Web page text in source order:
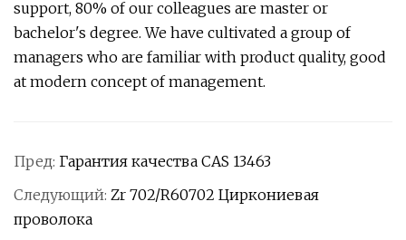
support, 80% of our colleagues are master or
bachelor's degree. We have cultivated a group of
managers who are familiar with product quality, good
at modern concept of management.
Пред: Гарантия качества CAS 13463
Следующий: Zr 702/R60702 Циркониевая
проволока